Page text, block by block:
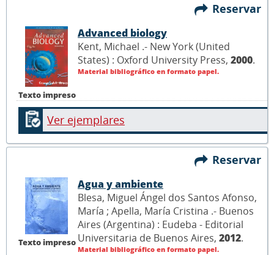
Reservar
Texto impreso
Advanced biology
Kent, Michael .- New York (United
States) : Oxford University Press, 2000.
Material bibliográfico en formato papel.
Ver ejemplares
Reservar
Texto impreso
Agua y ambiente
Blesa, Miguel Ángel dos Santos Afonso,
María ; Apella, María Cristina .- Buenos
Aires (Argentina) : Eudeba - Editorial
Universitaria de Buenos Aires, 2012.
Material bibliográfico en formato papel.